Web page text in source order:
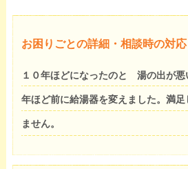
お困りごとの詳細・相談時の対応
１０年ほどになったのと 湯の出が悪
年ほど前に給湯器を変えました。満足
ません。